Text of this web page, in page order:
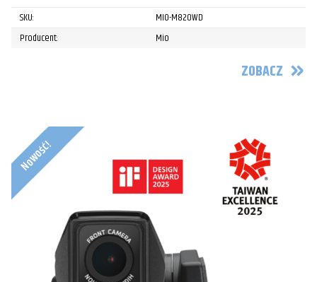
SKU:
MIO-M820WD
Producent:
Mio
ZOBACZ
Nowość!